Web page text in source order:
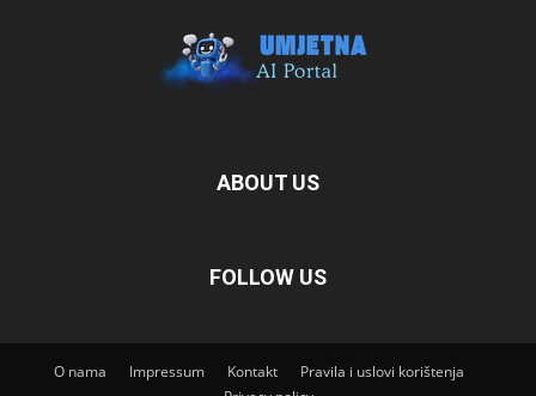
ABOUT US
FOLLOW US
O nama Impressum Kontakt
Pravila i uslovi korištenja